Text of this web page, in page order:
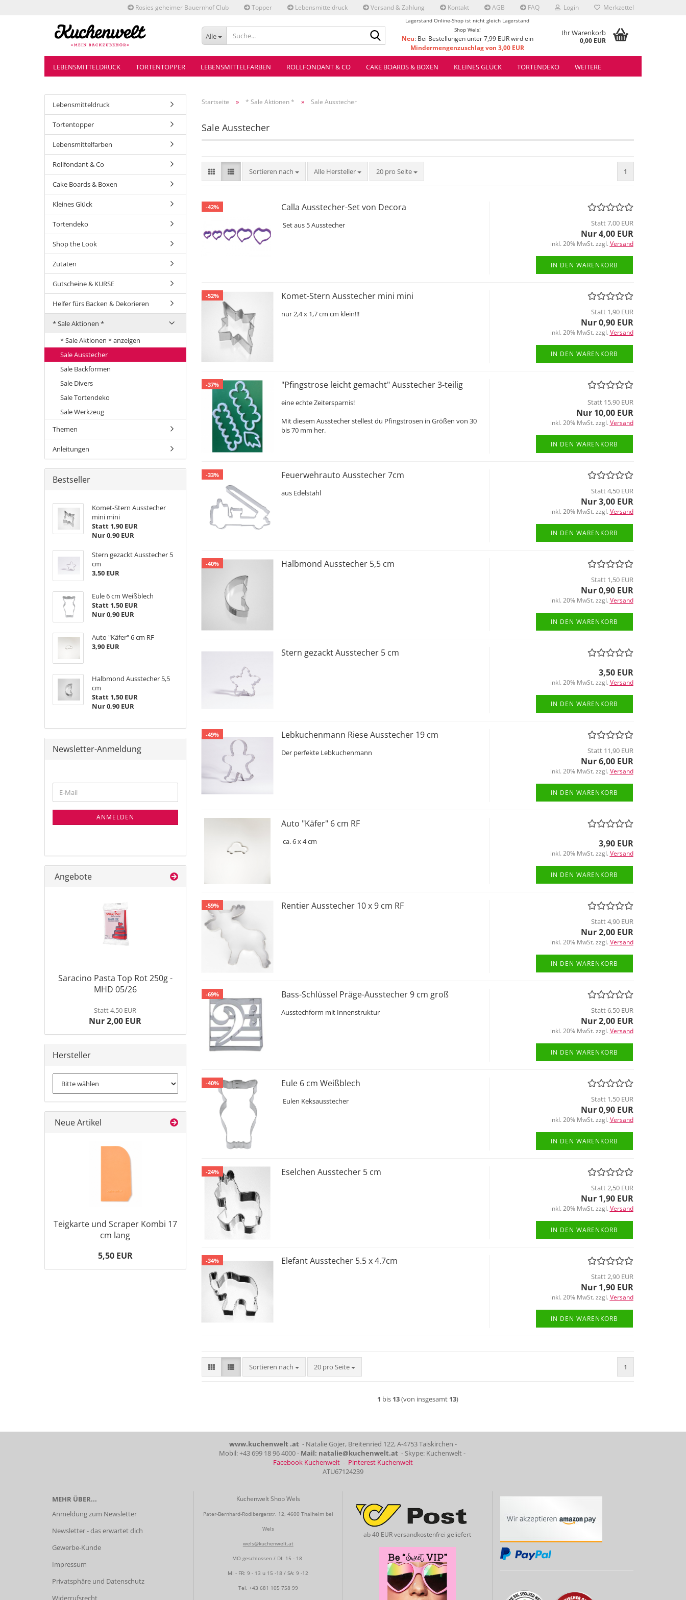
Rosies geheimer Bauernhof Club Topper Lebensmitteldruck Versand & Zahlung Kontakt AGB FAQ Login Merkzettel
Alle
Lagerstand Online-Shop ist nicht gleich Lagerstand
Shop Wels!
Neu: Bei Bestellungen unter 7,99 EUR wird ein
Mindermengenzuschlag von 3,00 EUR
verrechnet.
Ihr Warenkorb
0,00 EUR
LEBENSMITTELDRUCK TORTENTOPPER LEBENSMITTELFARBEN ROLLFONDANT & CO CAKE BOARDS & BOXEN KLEINES GLÜCK TORTENDEKO WEITERE
Startseite » * Sale Aktionen * » Sale Ausstecher
Sale Ausstecher
Sortieren nach
Sortieren nach Alle Hersteller 20 pro Seite
pro Seite 1
-42% Calla Ausstecher-Set von Decora
Set aus 5 Ausstecher Statt 7,00 EUR
Nur 4,00 EUR
inkl. 20% MwSt. zzgl. Versand
IN DEN WARENKORB
-52% Komet-Stern Ausstecher mini mini
nur 2,4 x 1,7 cm cm klein!!! Statt 1,90 EUR
Nur 0,90 EUR
inkl. 20% MwSt. zzgl. Versand
IN DEN WARENKORB
-37% "Pfingstrose leicht gemacht" Ausstecher 3-teilig
eine echte Zeitersparnis!
Mit diesem Ausstecher stellest du Pfingstrosen in Größen von 30
bis 70 mm her.
Statt 15,90 EUR
Nur 10,00 EUR
inkl. 20% MwSt. zzgl. Versand
IN DEN WARENKORB
-33% Feuerwehrauto Ausstecher 7cm
aus Edelstahl Statt 4,50 EUR
Nur 3,00 EUR
inkl. 20% MwSt. zzgl. Versand
IN DEN WARENKORB
-40% Halbmond Ausstecher 5,5 cm
Statt 1,50 EUR
Nur 0,90 EUR
inkl. 20% MwSt. zzgl. Versand
IN DEN WARENKORB
Stern gezackt Ausstecher 5 cm
3,50 EUR
inkl. 20% MwSt. zzgl. Versand
IN DEN WARENKORB
-49% Lebkuchenmann Riese Ausstecher 19 cm
Der perfekte Lebkuchenmann Statt 11,90 EUR
Nur 6,00 EUR
inkl. 20% MwSt. zzgl. Versand
IN DEN WARENKORB
Auto "Käfer" 6 cm RF
ca. 6 x 4 cm 3,90 EUR
inkl. 20% MwSt. zzgl. Versand
IN DEN WARENKORB
-59% Rentier Ausstecher 10 x 9 cm RF
Statt 4,90 EUR
Nur 2,00 EUR
inkl. 20% MwSt. zzgl. Versand
IN DEN WARENKORB
-69% Bass-Schlüssel Präge-Ausstecher 9 cm groß
Ausstechform mit Innenstruktur Statt 6,50 EUR
Nur 2,00 EUR
inkl. 20% MwSt. zzgl. Versand
IN DEN WARENKORB
-40% Eule 6 cm Weißblech
Eulen Keksausstecher Statt 1,50 EUR
Nur 0,90 EUR
inkl. 20% MwSt. zzgl. Versand
IN DEN WARENKORB
-24% Eselchen Ausstecher 5 cm
Statt 2,50 EUR
Nur 1,90 EUR
inkl. 20% MwSt. zzgl. Versand
IN DEN WARENKORB
-34% Elefant Ausstecher 5.5 x 4.7cm
Statt 2,90 EUR
Nur 1,90 EUR
inkl. 20% MwSt. zzgl. Versand
IN DEN WARENKORB
Sortieren nach
Sortieren nach 20 pro Seite
pro Seite 1
1 bis 13(von insgesamt 13)
Lebensmitteldruck
Tortentopper
Lebensmittelfarben
Rollfondant & Co
Cake Boards & Boxen
Kleines Glück
Tortendeko
Shop the Look
Zutaten
Gutscheine & KURSE
Helfer fürs Backen & Dekorieren
* Sale Aktionen *
* Sale Aktionen * anzeigen
Sale Ausstecher
Sale Backformen
Sale Divers
Sale Tortendeko
Sale Werkzeug
Themen
Anleitungen
Bestseller
Komet-Stern Ausstecher
mini mini
Statt 1,90 EUR
Nur 0,90 EUR
Stern gezackt Ausstecher 5
cm
3,50 EUR
Eule 6 cm Weißblech
Statt 1,50 EUR
Nur 0,90 EUR
Auto "Käfer" 6 cm RF
3,90 EUR
Halbmond Ausstecher 5,5
cm
Statt 1,50 EUR
Nur 0,90 EUR
Newsletter-Anmeldung
ZUR
NEWSLETTER-
E-
Mail
ANMELDEN
Angebote
Saracino Pasta Top Rot 250g -
MHD 05/26
Statt 4,50 EUR
Nur 2,00 EUR
Hersteller
Neue Artikel
Teigkarte und Scraper Kombi 17
cm lang
5,50 EUR
www.kuchenwelt .at - Natalie Gojer, Breitenried 122, A-4753 Taiskirchen -
Mobil: +43 699 18 96 4000 - Mail: natalie@kuchenwelt.at - Skype: Kuchenwelt -
Facebook Kuchenwelt - Pinterest Kuchenwelt
ATU67124239
MEHR ÜBER...
Anmeldung zum Newsletter
Newsletter - das erwartet dich
Gewerbe-Kunde
Impressum
Privatsphäre und Datenschutz
Widerrufsrecht
Kuchenwelt Shop Wels
Pater-Bernhard-Rodlbergerstr. 12, 4600 Thalheim bei
Wels
wels@kuchenwelt.at
MO geschlossen / DI: 15 - 18
MI - FR: 9 - 13 u 15 -18 / SA: 9 -12
Tel. +43 681 105 758 99
ab 40 EUR versandkostenfrei geliefert